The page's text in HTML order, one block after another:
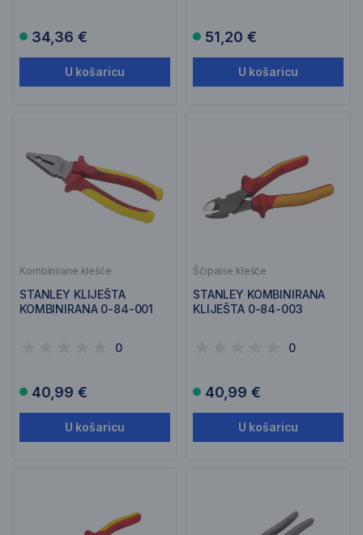
34,36 €
U košaricu
51,20 €
U košaricu
Kombinirane klešče
STANLEY KLIJEŠTA
KOMBINIRANA 0-84-001
0
40,99 €
U košaricu
Ščipalne klešče
STANLEY KOMBINIRANA
KLIJEŠTA 0-84-003
0
40,99 €
U košaricu